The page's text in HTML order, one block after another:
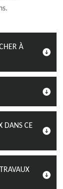
À
DANS CE